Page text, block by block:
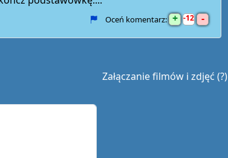
Oceń komentarz: + 12 -
Załączanie filmów i zdjęć (?)